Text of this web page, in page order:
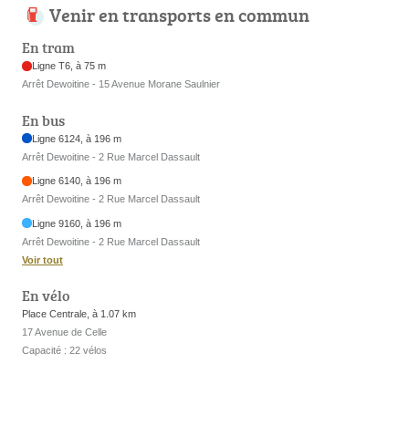
Venir en transports en commun
En tram
Ligne T6, à 75 m
Arrêt Dewoitine - 15 Avenue Morane Saulnier
En bus
Ligne 6124, à 196 m
Arrêt Dewoitine - 2 Rue Marcel Dassault
Ligne 6140, à 196 m
Arrêt Dewoitine - 2 Rue Marcel Dassault
Ligne 9160, à 196 m
Arrêt Dewoitine - 2 Rue Marcel Dassault
Voir tout
En vélo
Place Centrale, à 1.07 km
17 Avenue de Celle
Capacité : 22 vélos